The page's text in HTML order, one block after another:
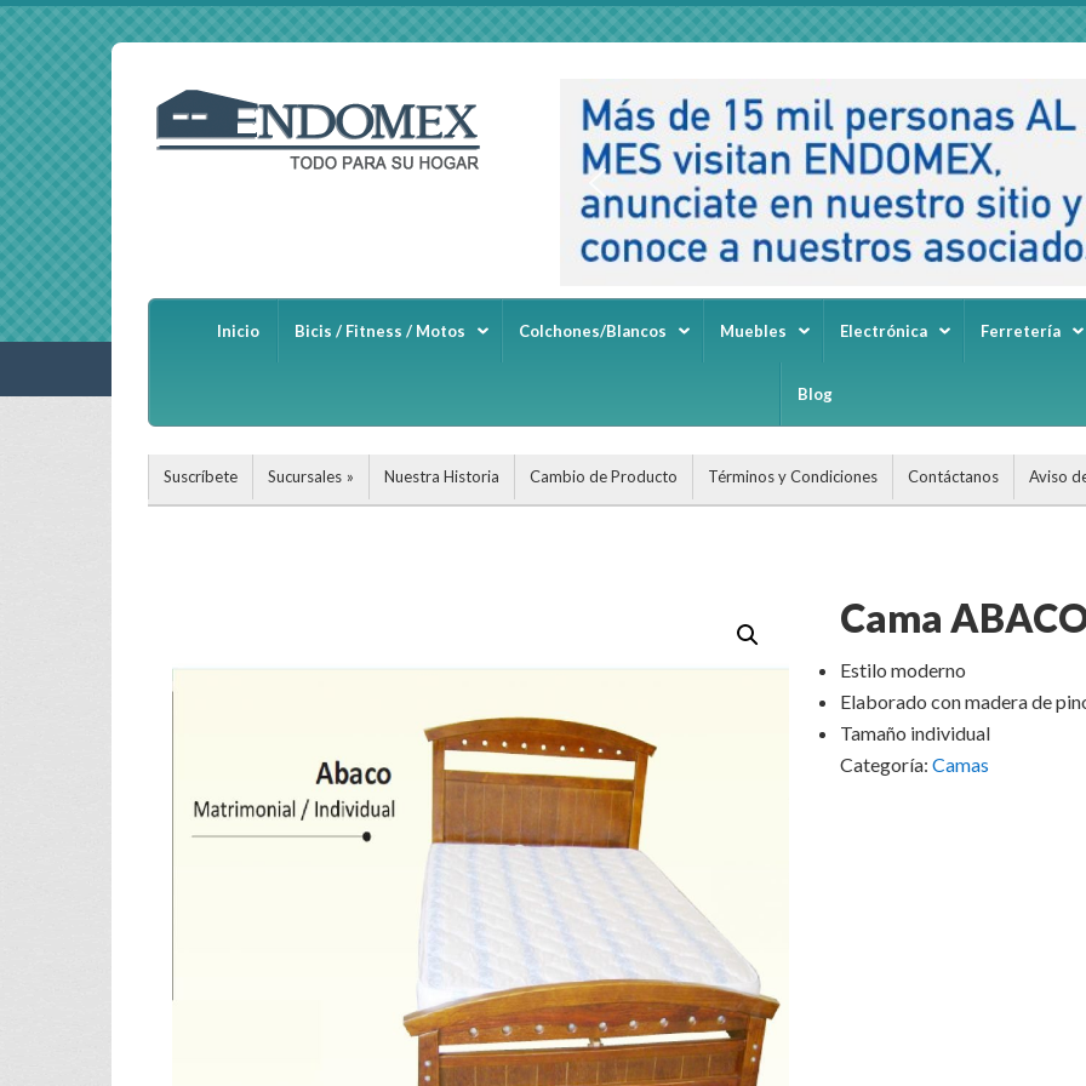
Inicio Bicis / Fitness / Motos Colchones/Blancos Muebles Electrónica Ferretería
Blog
Suscríbete Sucursales Nuestra Historia Cambio de Producto Términos y Condiciones Contáctanos Aviso
Cama
Estilo moderno
Elaborado con madera de
Tamaño individual
Categoría:Camas